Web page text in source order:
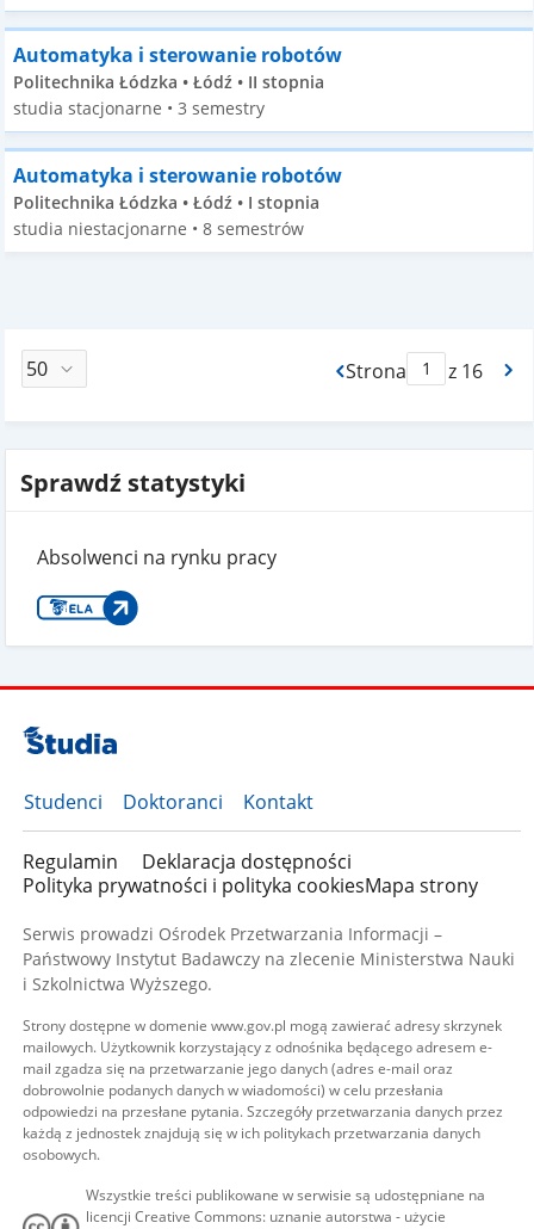
Automatyka i sterowanie robotów
Politechnika Łódzka • Łódź • II stopnia
studia stacjonarne • 3 semestry
Automatyka i sterowanie robotów
Politechnika Łódzka • Łódź • I stopnia
studia niestacjonarne • 8 semestrów
Strona
Max Stronaz 16
Sprawdź statystyki
Absolwenci na rynku pracy
Studenci Doktoranci Kontakt
Regulamin
Deklaracja dostępności
Polityka prywatności i polityka cookiesMapa strony
Serwis prowadzi Ośrodek Przetwarzania Informacji –
Państwowy Instytut Badawczy na zlecenie Ministerstwa Nauki
i Szkolnictwa Wyższego.
Strony dostępne w domenie www.gov.pl mogą zawierać adresy skrzynek
mailowych. Użytkownik korzystający z odnośnika będącego adresem e-
mail zgadza się na przetwarzanie jego danych (adres e-mail oraz
dobrowolnie podanych danych w wiadomości) w celu przesłania
odpowiedzi na przesłane pytania. Szczegóły przetwarzania danych przez
każdą z jednostek znajdują się w ich politykach przetwarzania danych
osobowych.
Wszystkie treści publikowane w serwisie są udostępniane na
licencji Creative Commons: uznanie autorstwa - użycie